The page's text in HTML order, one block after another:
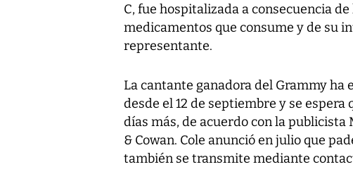
C, fue hospitalizada a consecuencia
medicamentos que consume y de su
representante.
La cantante ganadora del Grammy ha
desde el 12 de septiembre y se
días más, de acuerdo con la publicista
& Cowan. Cole anunció en julio que
también se transmite mediante